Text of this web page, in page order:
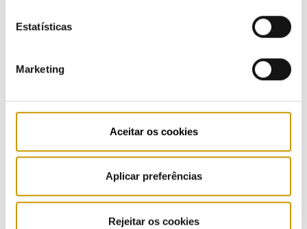
Estatísticas
Marketing
Aceitar os cookies
Aplicar preferências
Rejeitar os cookies
Natural, S.A.
Visada:Lisboagás GDL – Sociedade Distribuidora de
Gás Natural de Lisboa, S.A.
Leituras dos equipamentos de medição
10/2015
Visada:Beiragás – Companhia de Gás das Beiras,
Leituras dos equipamentos de medição